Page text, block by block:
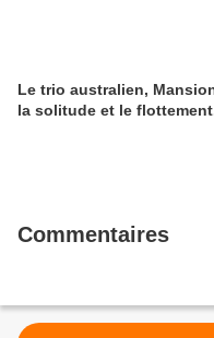
Le trio australien,
la solitude et le
Commentaires